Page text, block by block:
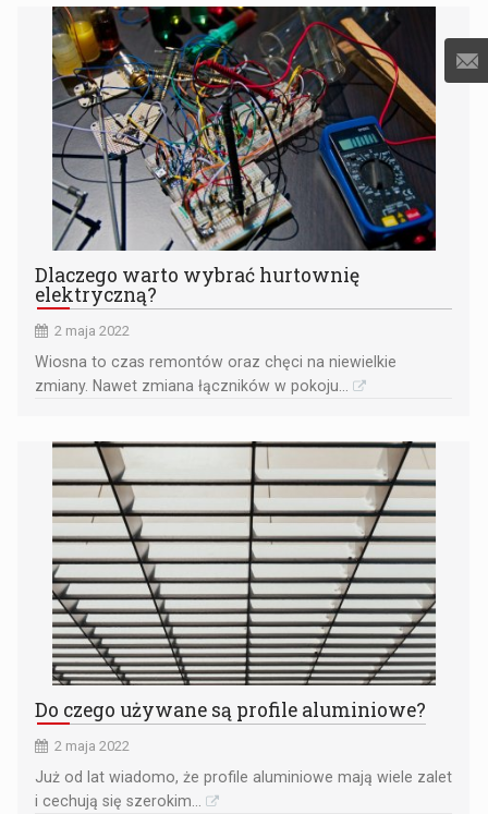
Dlaczego warto wybrać hurtownię
elektryczną?
2 maja 2022
Wiosna to czas remontów oraz chęci na niewielkie
zmiany. Nawet zmiana łączników w pokoju...
Do czego używane są profile aluminiowe?
2 maja 2022
Już od lat wiadomo, że profile aluminiowe mają wiele zalet
i cechują się szerokim...